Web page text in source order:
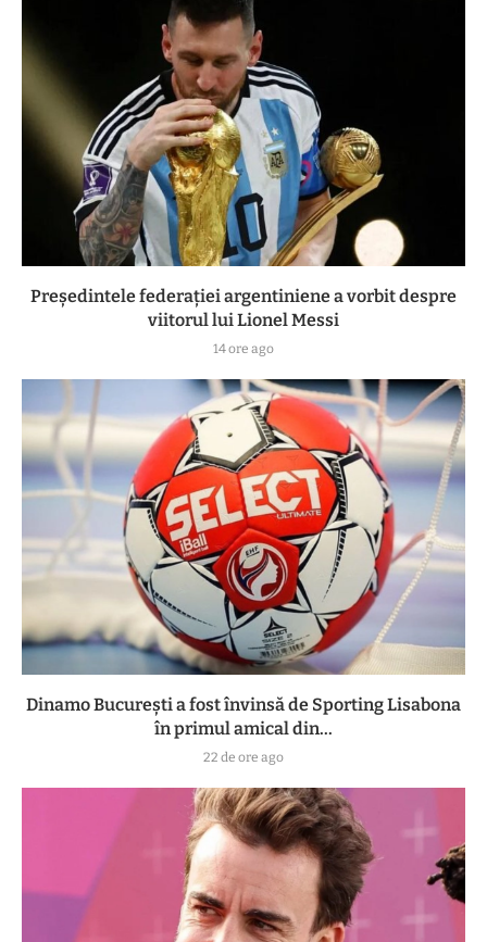
Președintele federației argentiniene a vorbit despre
viitorul lui Lionel Messi
14 ore ago
Dinamo București a fost învinsă de Sporting Lisabona
în primul amical din...
22 de ore ago